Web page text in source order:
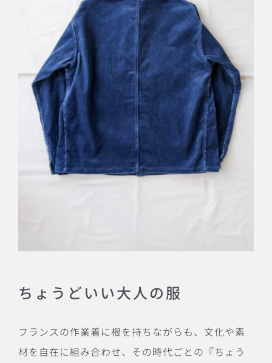
ちょうどいい大人の服
フランスの作業着に根を持ちながらも、文化や素
材を自在に組み合わせ、その時代ごとの『ちょう